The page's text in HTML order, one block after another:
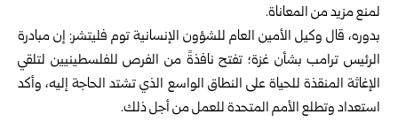
لمنع مزيد من المعاناة.
بدوره، قال وكيل الأمين العام للشؤون الإنسانية توم فليتشر: إن مبادرة
الرئيس ترامب بشأن غزة؛ تفتح نافذةً من الفرص للفلسطينيين لتلقي
الإغاثة المنقذة للحياة على النطاق الواسع الذي تشتد الحاجة إليه، وأكد
استعداد وتطلع الأمم المتحدة للعمل من أجل ذلك.